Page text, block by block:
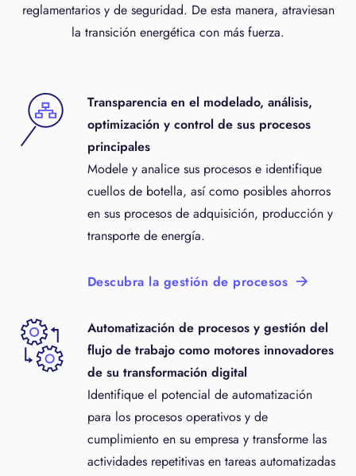
reglamentarios y de seguridad. De esta manera, atraviesan
la transición energética con más fuerza.
Transparencia en el modelado, análisis,
optimización y control de sus procesos
principales
Modele y analice sus procesos e identifique
cuellos de botella, así como posibles ahorros
en sus procesos de adquisición, producción y
transporte de energía.
Descubra la gestión de procesos
Automatización de procesos y gestión del
flujo de trabajo como motores innovadores
de su transformación digital
Identifique el potencial de automatización
para los procesos operativos y de
cumplimiento en su empresa y transforme las
actividades repetitivas en tareas automatizadas